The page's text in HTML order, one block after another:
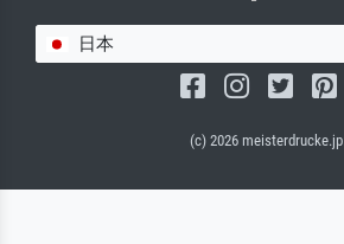
日本
(c) 2026 meisterdrucke.jp